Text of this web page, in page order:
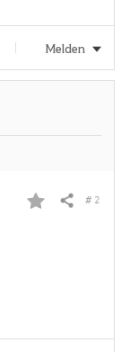
t
n
Melden
F
Teilen # 2